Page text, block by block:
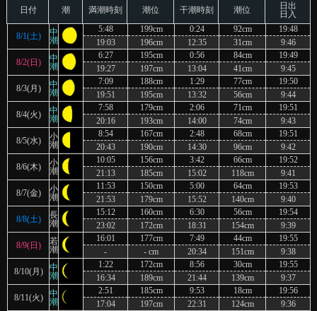
日付 潮 満潮時刻 潮位 干潮時刻 潮位
日出
日入
8/1(土)
中
潮
5:48 199cm 0:24 92cm
19:48
19:03
196cm 12:35 31cm
9:46
8/2(日)
中
潮
6:27 195cm 0:56 84cm
19:49
19:27
197cm 13:04 41cm
9:45
8/3(月)
中
潮
7:09 188cm 1:29 77cm
19:50
19:51
195cm 13:32 56cm
9:44
8/4(火)
中
潮
7:58 179cm 2:06 71cm
19:51
20:16
193cm 14:00 74cm
9:43
8/5(水)
小
潮
8:54 167cm 2:48 68cm
19:51
20:43
190cm 14:30 96cm
9:42
8/6(木)
小
潮
10:05 156cm 3:42 66cm
19:52
21:13
185cm 15:02 118cm
9:41
8/7(金)
小
潮
11:53 150cm 5:00 64cm
19:53
21:53
179cm 15:52 140cm
9:40
8/8(土)
長
潮
15:12 160cm 6:30 56cm
19:54
23:02
172cm 18:31 154cm
9:39
8/9(日)
若
潮
16:01 177cm 7:49 44cm
19:55
-
- cm 20:34 151cm
9:38
8/10(月)
中
潮
1:22 172cm 8:56 30cm
19:55
16:34
189cm 21:44 139cm
9:37
8/11(火)
中
潮
2:51 185cm 9:53 18cm
19:56
17:04
197cm 22:31 124cm
9:36